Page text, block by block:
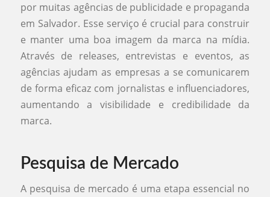
por muitas agências de publicidade e propaganda
em Salvador. Esse serviço é crucial para construir
e manter uma boa imagem da marca na mídia.
Através de releases, entrevistas e eventos, as
agências ajudam as empresas a se comunicarem
de forma eficaz com jornalistas e influenciadores,
aumentando a visibilidade e credibilidade da
marca.
Pesquisa de Mercado
A pesquisa de mercado é uma etapa essencial no